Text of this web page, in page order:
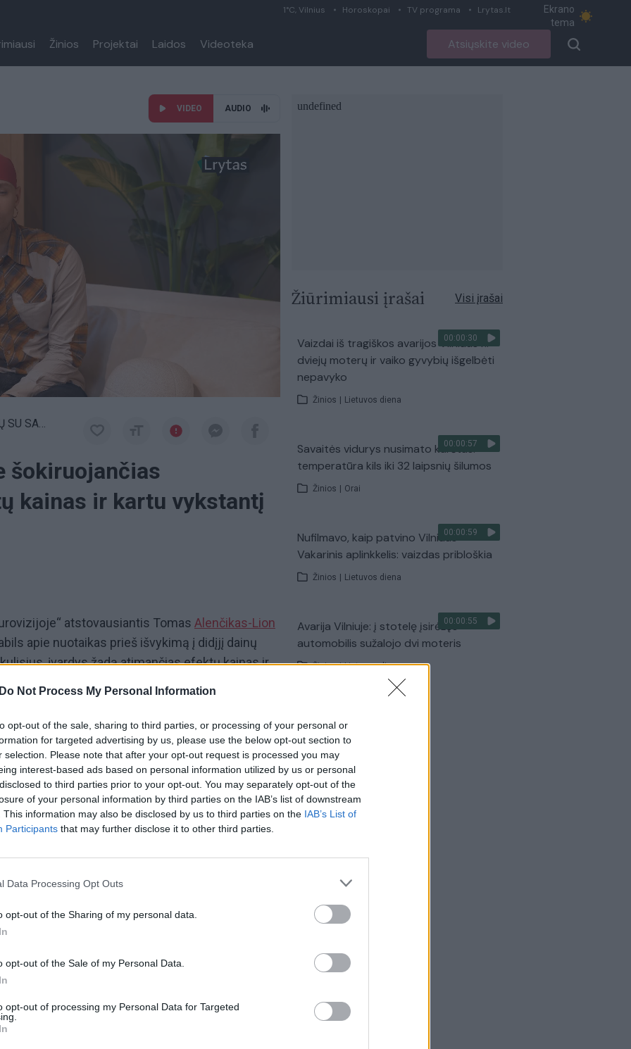
Do Not Process My Personal Information
opt-out of the sale, sharing to third parties, or processing of your personal or
for targeted advertising by us, please use the below opt-out section to
selection. Please note that after your opt-out request is processed you may
interest-based ads based on personal information utilized by us or personal
to third parties prior to your opt-out. You may separately opt-out of the
of your personal information by third parties on the IAB’s list of downstream
This information may also be disclosed by us to third parties on the IAB’s List of
Participants that may further disclose it to other third parties.
Data Processing Opt Outs
opt-out of the Sharing of my personal data.
opt-out of the Sale of my Personal Data.
opt-out of processing my Personal Data for Targeted
1°C, Vilnius Horoskopai TV programa Lrytas.lt
Ekrano
tema
Žinios Projektai Laidos Videoteka Atsiųskite video
VIDEO AUDIO
VAITULIONIU
šokiruojančias
kainas ir kartu vykstantį
atstovausiantis Tomas Alenčikas-Lion
apie nuotaikas prieš išvykimą į didįjį dainų
įvardys žadą atimančias efektų kainas ir
Taip pat – apie santykius ir darbą su
Vaitulioniu“– nuoširdūs pokalbiai su
pašnekovai pasirodo nusiėmę visus tiek
vyraujančius filtrus. Laidą žiūrėkite
Lion Ceccah Saugirdas Vaitulionis
Savaitgalis bus ramus ir saulėtas: lietaus
Žiūrimiausi įrašai Visi įrašai
00:00:30
Vaizdai iš tragiškos avarijos Vilniaus r.:
dviejų moterų ir vaiko gyvybių išgelbėti
nepavyko
Žinios Lietuvos diena
00:00:57
Savaitės vidurys nusimato karštas:
temperatūra kils iki 32 laipsnių šilumos
Žinios Orai
00:00:59
Nufilmavo, kaip patvino Vilniaus
Vakarinis aplinkkelis: vaizdas pribloškia
Žinios Lietuvos diena
00:00:55
Avarija Vilniuje: į stotelę įsirėžęs
automobilis sužalojo dvi moteris
Žinios | Lietuvos diena